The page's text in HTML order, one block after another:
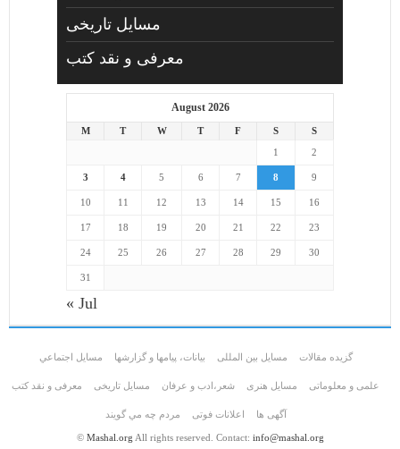
مسایل تاریخی
معرفی و نقد کتب
August 2026
M T W T F S
S
1
2
3 4 5 6 7 8 9
10 11 12 13 14 15 16
17 18 19 20 21 22 23
24 25 26 27 28 29 30
31
« Jul
گزیده مقالات مسایل بین المللی بیانات، پیامها و گزارشها مسايل اجتماعي
علمی و معلوماتی مسايل هنری شعر،ادب و عرفان مسایل تاریخی معرفی و نقد کتب
آگهی ها اعلانات فوتی مردم چه مي گويند
© Mashal.org All rights reserved. Contact: info@mashal.org